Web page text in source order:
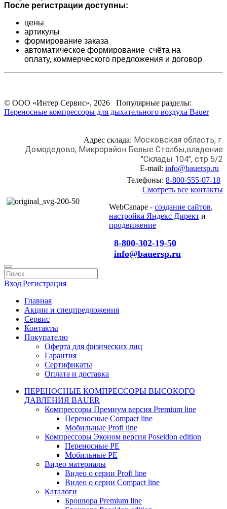
После регистрации доступны:
цены
артикулы
формирование заказа
автоматическое формирование счёта на
оплату, коммерческого предложения и договор
© ООО «Интер Сервис», 2026 Популярные разделы:
Переносные компрессоры для дыхательного воздуха Bauer
Адрес склада: Московская область, г.
Домодедово, Микрорайон Белые Столбы,владение
"Склады 104", стр 5/2
E-mail: info@bauersp.ru
Телефоны: 8-800-555-07-18
Смотреть все контакты
WebCanape - создание сайтов,
настройка Яндекс Директ и
продвижение
8-800-302-19-50
info@bauersp.ru
Вход|Регистрация
Главная
Акции и спецпредложения
Сервис
Контакты
Покупателю
Оферта для физических лиц
Гарантия
Сертификаты
Оплата и доставка
ПЕРЕНОСНЫЕ КОМПРЕССОРЫ ВЫСОКОГО
ДАВЛЕНИЯ BAUER
Компрессоры Премиум версия Premium line
Переносные Compact line
Мобильные Profi line
Компрессоры Эконом версия Poseidon edition
Переносные PE
Мобильные PE
Видео материалы
Видео о серии Profi line
Видео о серии Compact line
Каталоги
Брошюра Premium line